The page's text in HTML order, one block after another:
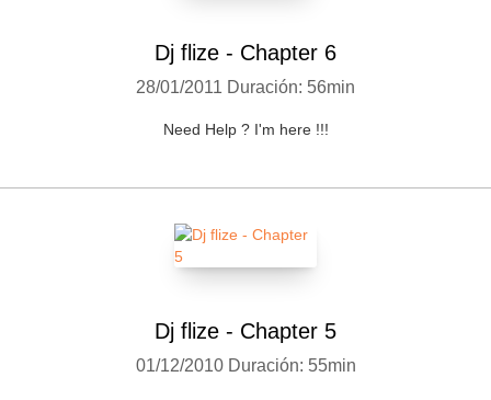
Dj flize - Chapter 6
28/01/2011 Duración: 56min
Need Help ? I'm here !!!
Dj flize - Chapter 5
01/12/2010 Duración: 55min